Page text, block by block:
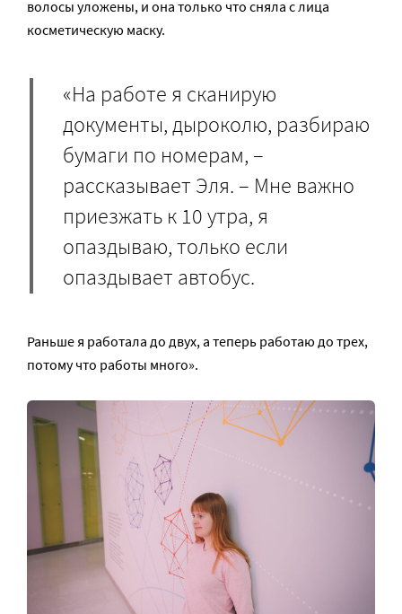
волосы уложены, и она только что сняла с лица
косметическую маску.
«На работе я сканирую
документы, дыроколю, разбираю
бумаги по номерам, –
рассказывает Эля. – Мне важно
приезжать к 10 утра, я
опаздываю, только если
опаздывает автобус.
Раньше я работала до двух, а теперь работаю до трех,
потому что работы много».